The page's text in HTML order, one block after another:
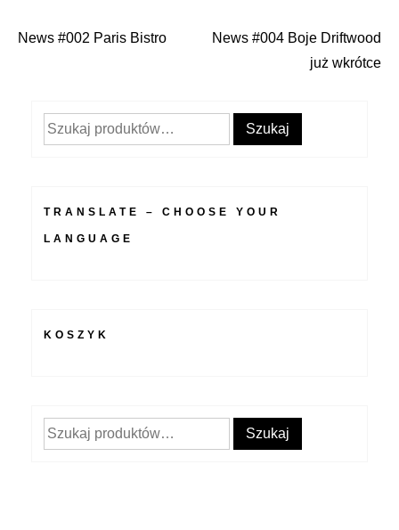
Nawigacja
News #002 Paris Bistro
News #004 Boje Driftwood
już wkrótce
Szukaj: Szukaj
TRANSLATE – CHOOSE YOUR
LANGUAGE
KOSZYK
Szukaj: Szukaj